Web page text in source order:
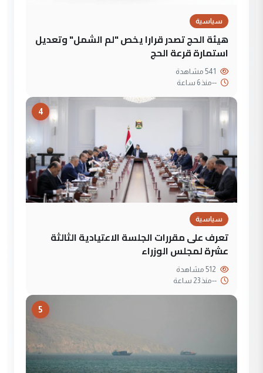
سياسية
هيئة الحج تصدر قرارا يخص "لم الشمل" وتعديل
استمارة قرعة الحج
--منذ 6 ساعة
4
سياسية
تعرف على مقررات الجلسة الاعتيادية الثالثة
عشرة لمجلس الوزراء
--منذ 23 ساعة
5